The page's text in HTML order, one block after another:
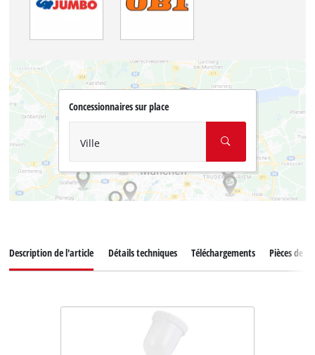
Concessionnaires sur place
Ville
Description de l'article Détails techniques Téléchargements Pièces de